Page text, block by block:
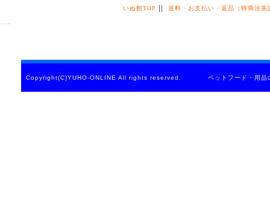
いぬ館TOP || 送料・お支払い・返品（特商法表
Copyright(C)YUHO-ONLINE All rights reserved. ペットフード・用品